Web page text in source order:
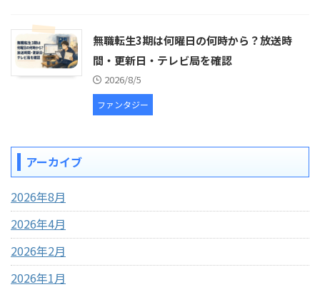
無職転生3期は何曜日の何時から？放送時
間・更新日・テレビ局を確認
2026/8/5
ファンタジー
アーカイブ
2026年8月
2026年4月
2026年2月
2026年1月